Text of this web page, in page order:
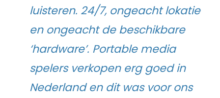
luisteren. 24/7, ongeacht lokatie
en ongeacht de beschikbare
‘hardware’. Portable media
spelers verkopen erg goed in
Nederland en dit was voor ons